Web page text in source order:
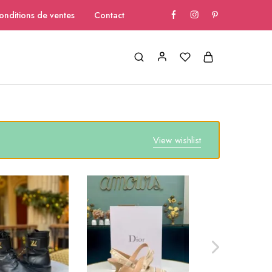
de ventes Contact
View wishlist